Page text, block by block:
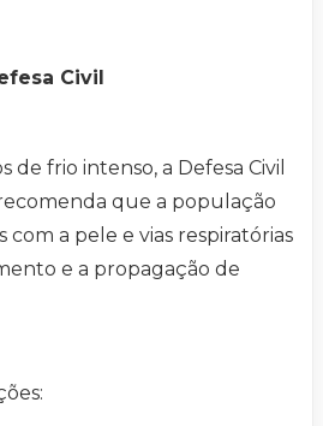
Civil
de frio intenso, a Defesa Civil
que a população
a pele e vias respiratórias
e a propagação de